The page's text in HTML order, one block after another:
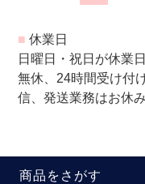
■ 休業日
日曜日・祝日が休業
無休、24時間受け付
信、発送業務はお休
商品をさがす